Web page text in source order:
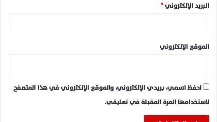
البريد الإلكتروني*
الموقع الإلكتروني
احفظ اسمي، بريدي الإلكتروني، والموقع الإلكتروني في هذا المتصفح
لاستخدامها المرة المقبلة في تعليقي.